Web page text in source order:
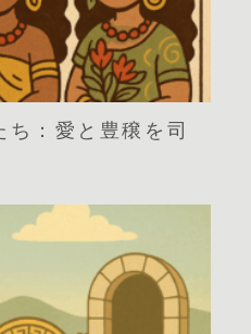
：愛と豊穣を司